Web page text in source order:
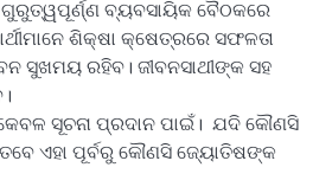
ଗୁରୁତ୍ୱପୂର୍ଣ୍ଣ ବ୍ୟବସାୟିକ ବୈଠକରେ
ଶିକ୍ଷା କ୍ଷେତ୍ରରେ ସଫଳତା
ସୁଖମୟ ରହିବ। ଜୀବନସାଥୀଙ୍କ ସହ
ସୂଚନା ପ୍ରଦାନ ପାଇଁ। ଯଦି କୌଣସି
ଏହା ପୂର୍ବରୁ କୌଣସି ଜ୍ୟୋତିଷଙ୍କ